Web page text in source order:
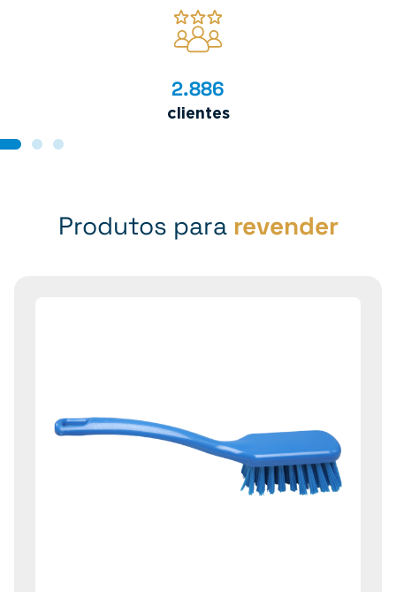
clientes
4.812
Produtos para revender